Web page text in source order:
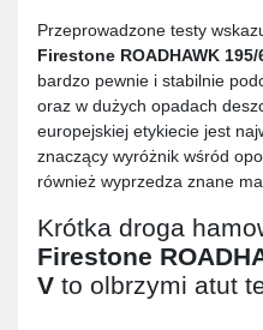
Przeprowadzone testy
Firestone ROADHAWK 195/
bardzo pewnie i stabilnie
oraz w dużych opadach
europejskiej etykiecie jest
znaczący wyróżnik wśród
również wyprzedza znane
Krótka droga
Firestone
V to olbrzymi atut